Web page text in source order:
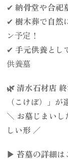
✔納骨堂や合祀
✔樹木葬で自然
ン予定！
✔ 手元供養とし
供養墓
🌿 清水石材店
（こけぼ）」が
＼ お墓じまい
しい形 ／
▶ 苔墓の詳細は